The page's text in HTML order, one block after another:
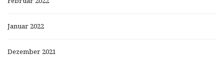
Januar 2022
Dezember 2021